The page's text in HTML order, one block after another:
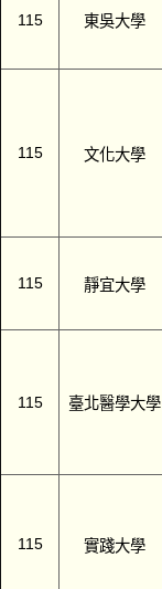
115 東吳大學
115 文化大學
115 靜宜大學
115 臺北醫學大學
115 實踐大學